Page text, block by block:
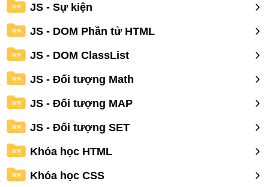
WM JS - Sự kiện
WM JS - DOM Phần tử HTML
WM JS - DOM ClassList
WM JS - Đối tượng Math
WM JS - Đối tượng MAP
WM JS - Đối tượng SET
WM Khóa học HTML
WM Khóa học CSS